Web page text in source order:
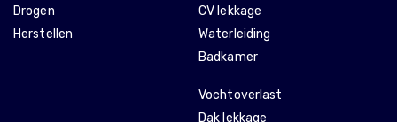
CV lekkage
Waterleiding
Badkamer
Vochtoverlast
Dak lekkage
Drogen
Herstellen